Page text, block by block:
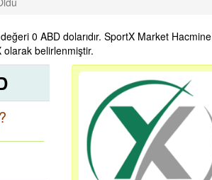
0 ABD dolarıdır. SportX Market Hacmine
olarak belirlenmiştir.